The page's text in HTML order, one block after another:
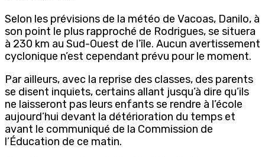
Selon les prévisions de la météo de Vacoas, Danilo, à
son point le plus rapproché de Rodrigues, se situera
à 230 km au Sud-Ouest de l’île. Aucun avertissement
cyclonique n’est cependant prévu pour le moment.
Par ailleurs, avec la reprise des classes, des parents
se disent inquiets, certains allant jusqu’à dire qu’ils
ne laisseront pas leurs enfants se rendre à l’école
aujourd’hui devant la détérioration du temps et
avant le communiqué de la Commission de
l’Éducation de ce matin.